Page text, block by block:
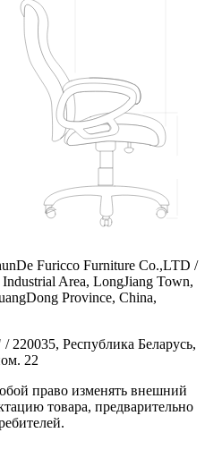
Furicco Furniture Co.,LTD /
Area, LongJiang Town,
Province, China,
Республика Беларусь,
22
право изменять внешний
товара, предварительно